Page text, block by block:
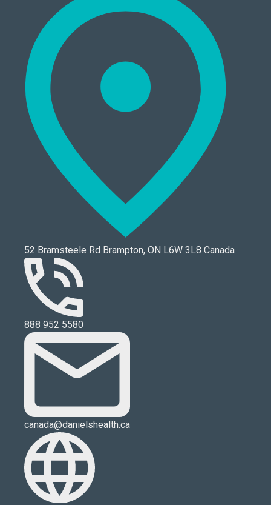
52 Bramsteele Rd Brampton, ON L6W 3L8 Canada
888 952 5580
canada@danielshealth.ca